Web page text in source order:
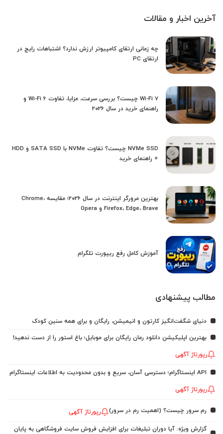
آخرین اخبار و مقالات
چه زمانی ارتقای کامپیوتر ارزش ندارد؟ اشتباهات رایج در
ارتقای PC
Wi-Fi 7 چیست؟ بررسی سرعت، مزایا، تفاوت Wi-Fi 6 و
راهنمای خرید در سال ۲۰۲۶
NVMe SSD چیست؟ تفاوت NVMe با SATA SSD و HDD
+ راهنمای خرید
بهترین مرورگر اینترنت در سال ۲۰۲۶؛ مقایسه Chrome،
Firefox، Edge، Brave و Opera
آموزش کامل رفع ریپورت تلگرام
مطالب پیشنهادی
دنیای شگفت‌انگیز کارتون و انیمیشن، رایگان و برای همه سنین کودک
بهترین اپلیکیشن دانلود رمان رایگان برای موبایل؛ باغ استور را از دست ندهید!
رپورتاژ آگهی
API اینستاگرام؛ دسترسی آسان، سریع و بدون محدودیت به اطلاعات اینستاگرام
رپورتاژ آگهی
رم سرور چیست؟ (اهمیت رم در سرور) رپورتاژ آگهی
گزارش ویژه: آیا دوران تبلیغات برای افزایش فروش سایت فروشگاهی به پایان